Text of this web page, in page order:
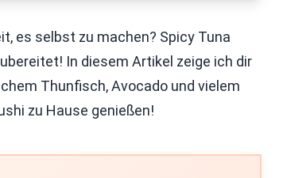
es selbst zu machen? Spicy Tuna
In diesem Artikel zeige ich dir
Thunfisch, Avocado und vielem
zu Hause genießen!